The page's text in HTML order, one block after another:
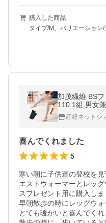
購入した商品
タイプ/M、バリエーション/
加茂繊維 BS
110 1組 男女兼用 足
ター 薄手 薄
着る岩盤浴 bs
産経ネットシ
喜んでくれました
5
寒い朝に子供達の登校を
エストウォーマーとレッ
スプレゼント用に購入しま
早朝散歩の時にレッグウ
とても暖かいと喜んでくれ